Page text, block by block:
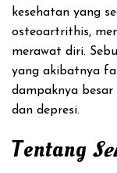
kesehatan yang
osteoartrithis,
merawat diri.
yang akibatnya
dampaknya besar
dan depresi.
Tentang